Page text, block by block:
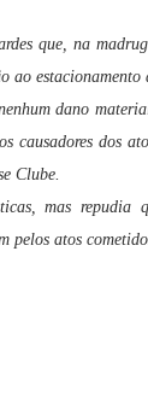
que, na
ao estacionamento
dano
dos
Clube.
mas
pelos atos